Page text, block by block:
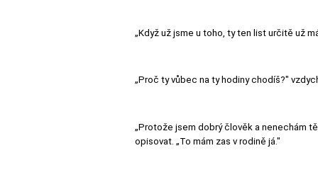
„Když už jsme u toho, ty ten list určitě už
„Proč ty vůbec na ty hodiny chodíš?"
„Protože jsem dobrý člověk a nenechám
opisovat. „To mám zas v rodině já."